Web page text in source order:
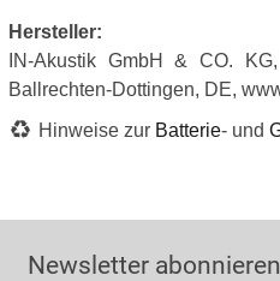
Hersteller:
IN-Akustik GmbH & CO.
Ballrechten-Dottingen, DE,
Hinweise zur Batterie- und
Newsletter